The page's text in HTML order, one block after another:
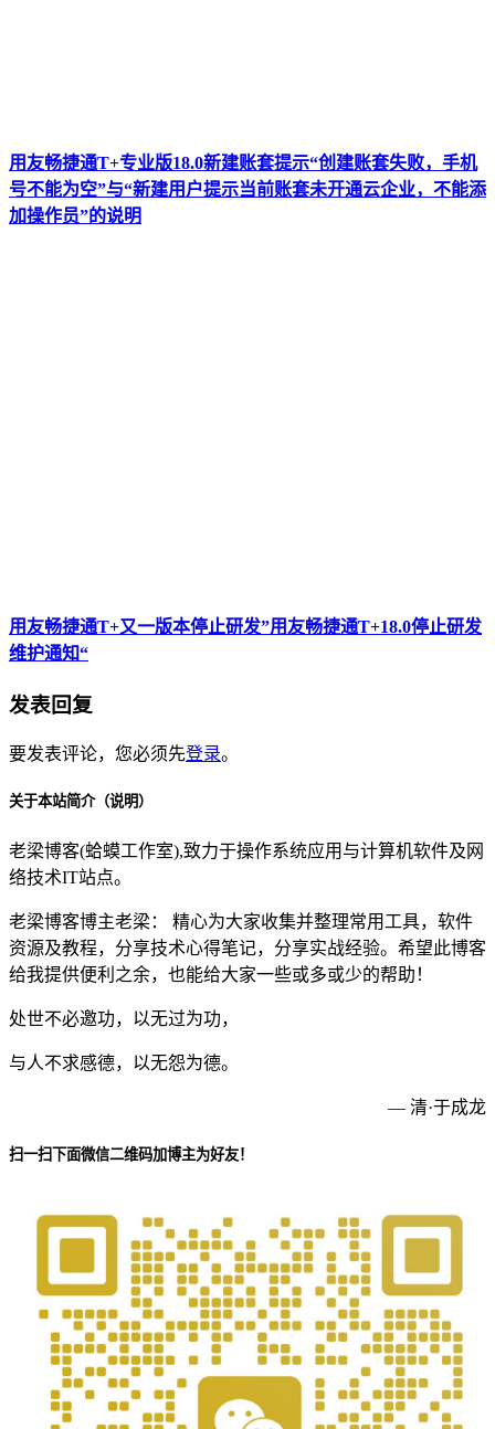
用友畅捷通T+专业版18.0新建账套提示“创建账套失败，手机
号不能为空”与“新建用户提示当前账套未开通云企业，不能添
加操作员”的说明
用友畅捷通T+又一版本停止研发”用友畅捷通T+18.0停止研发
维护通知“
发表回复
要发表评论，您必须先登录。
关于本站简介（说明）
老梁博客(蛤蟆工作室),致力于操作系统应用与计算机软件及网
络技术IT站点。
老梁博客博主老梁： 精心为大家收集并整理常用工具，软件
资源及教程，分享技术心得笔记，分享实战经验。希望此博客
给我提供便利之余，也能给大家一些或多或少的帮助！
处世不必邀功，以无过为功，
与人不求感德，以无怨为德。
— 清·于成龙
扫一扫下面微信二维码加博主为好友！